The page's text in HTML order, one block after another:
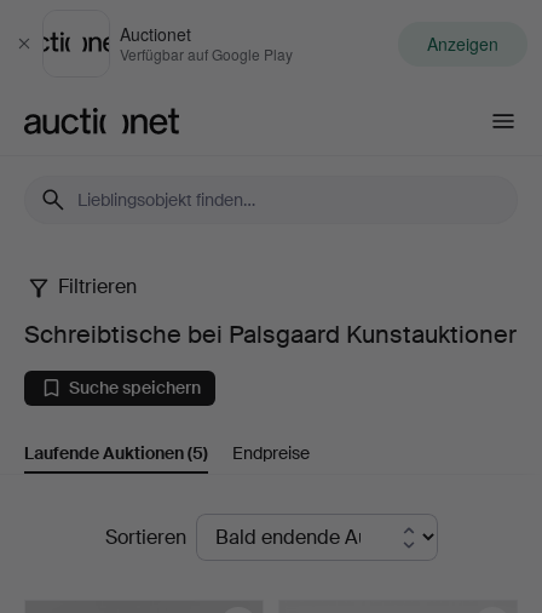
Schließen
Auctionet
Verfügbar auf Google Play Anzeigen
Schreibtische
bei
Palsgaard
Kunstauktioner
Filtrieren
Schreibtische bei Palsgaard Kunstauktioner
Suche speichern
Laufende Auktionen(5) Endpreise
LaufendeSortieren